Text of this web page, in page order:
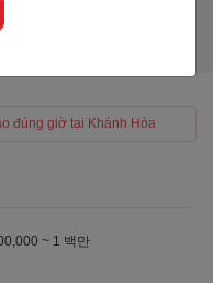
đúng giờ tại Khánh Hòa
~ 1 백만